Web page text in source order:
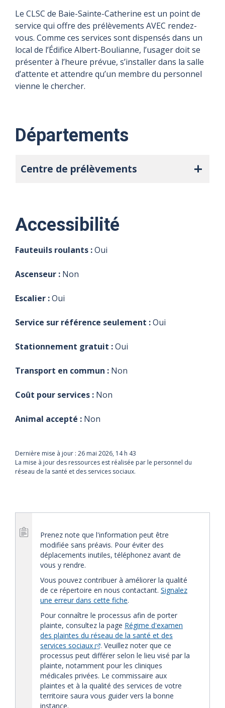
2026
Fermé
l'horaire
prélèvements
2026
Fermé
l'horaire
prélèvements
2026
Fermé
l'horaire
prélèvements
2026
Fermé
l'horaire
prélèvements
2026
Fermé
l'horaire
prélèvements
2026
Fermé
l'horaire
prélèvements
Le CLSC de Baie-Sainte-Catherine est un point de
service qui offre des prélèvements AVEC rendez-
vous. Comme ces services sont dispensés dans un
local de l’Édifice Albert-Boulianne, l’usager doit se
présenter à l’heure prévue, s’installer dans la salle
d’attente et attendre qu’un membre du personnel
vienne le chercher.
Départements
Centre de prélèvements
Accessibilité
Fauteuils roulants :Oui
Ascenseur : Non
Escalier :Oui
Service sur référence seulement :Oui
Stationnement gratuit :Oui
Transport en commun : Non
Coût pour services : Non
Animal accepté : Non
Dernière mise à jour : 26 mai 2026, 14 h 43
La mise à jour des ressources est réalisée par le personnel du
réseau de la santé et des services sociaux.
Prenez note que l'information peut être
modifiée sans préavis. Pour éviter des
déplacements inutiles, téléphonez avant de
vous y rendre.
Vous pouvez contribuer à améliorer la qualité
de ce répertoire en nous contactant. Signalez
une erreur dans cette fiche.
Pour connaître le processus afin de porter
plainte, consultez la page Régime d'examen
des plaintes du réseau de la santé et des
services sociaux
. Veuillez noter que ce
processus peut différer selon le lieu visé par la
plainte, notamment pour les cliniques
médicales privées. Le commissaire aux
plaintes et à la qualité des services de votre
territoire saura vous guider vers la bonne
instance.